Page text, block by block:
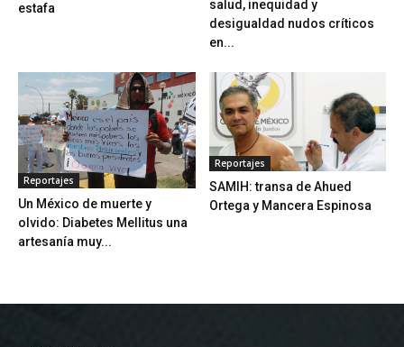
estafa
salud, inequidad y
desigualdad nudos críticos
en...
Reportajes
Un México de muerte y
olvido: Diabetes Mellitus una
artesanía muy...
Reportajes
SAMIH: transa de Ahued
Ortega y Mancera Espinosa